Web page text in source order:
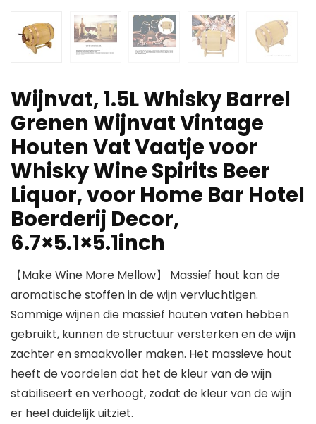
Wijnvat, 1.5L Whisky Barrel
Grenen Wijnvat Vintage
Houten Vat Vaatje voor
Whisky Wine Spirits Beer
Liquor, voor Home Bar Hotel
Boerderij Decor,
6.7×5.1×5.1inch
【Make Wine More Mellow】 Massief hout kan de
aromatische stoffen in de wijn vervluchtigen.
Sommige wijnen die massief houten vaten hebben
gebruikt, kunnen de structuur versterken en de wijn
zachter en smaakvoller maken. Het massieve hout
heeft de voordelen dat het de kleur van de wijn
stabiliseert en verhoogt, zodat de kleur van de wijn
er heel duidelijk uitziet.